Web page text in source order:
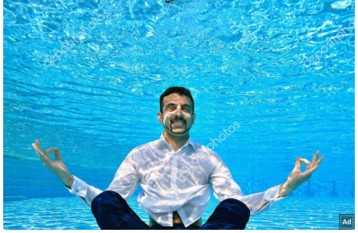
मा
/
ध
र्म
स्थ
ल
व्र
त
त्यो
हा
र